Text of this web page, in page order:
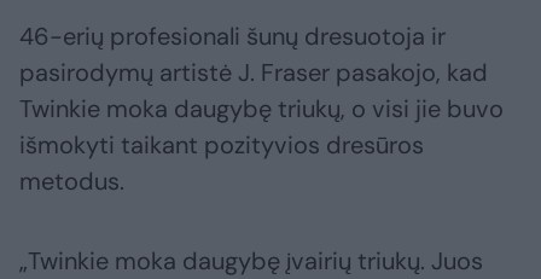
46-erių profesionali šunų dresuotoja ir
pasirodymų artistė J. Fraser pasakojo, kad
Twinkie moka daugybę triukų, o visi jie buvo
išmokyti taikant pozityvios dresūros
metodus.
„Twinkie moka daugybę įvairių triukų. Juos